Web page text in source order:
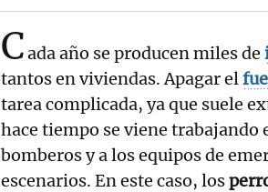
Cada año se producen miles de
tantos en viviendas. Apagar el
tarea complicada, ya que suele
hace tiempo se viene trabajando
bomberos y a los equipos de
escenarios. En este caso, los